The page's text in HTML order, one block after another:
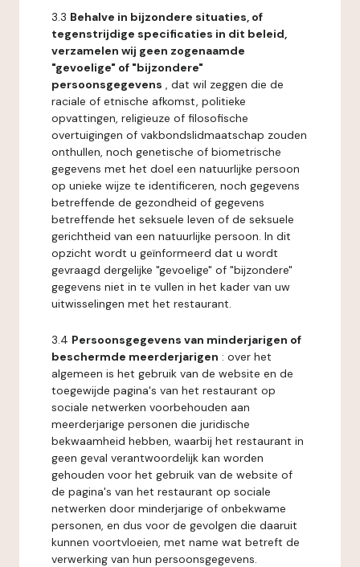
3.3 Behalve in bijzondere situaties, of
tegenstrijdige specificaties in dit beleid,
verzamelen wij geen zogenaamde
"gevoelige" of "bijzondere"
persoonsgegevens , dat wil zeggen die de
raciale of etnische afkomst, politieke
opvattingen, religieuze of filosofische
overtuigingen of vakbondslidmaatschap zouden
onthullen, noch genetische of biometrische
gegevens met het doel een natuurlijke persoon
op unieke wijze te identificeren, noch gegevens
betreffende de gezondheid of gegevens
betreffende het seksuele leven of de seksuele
gerichtheid van een natuurlijke persoon. In dit
opzicht wordt u geïnformeerd dat u wordt
gevraagd dergelijke "gevoelige" of "bijzondere"
gegevens niet in te vullen in het kader van uw
uitwisselingen met het restaurant.
3.4 Persoonsgegevens van minderjarigen of
beschermde meerderjarigen : over het
algemeen is het gebruik van de website en de
toegewijde pagina's van het restaurant op
sociale netwerken voorbehouden aan
meerderjarige personen die juridische
bekwaamheid hebben, waarbij het restaurant in
geen geval verantwoordelijk kan worden
gehouden voor het gebruik van de website of
de pagina's van het restaurant op sociale
netwerken door minderjarige of onbekwame
personen, en dus voor de gevolgen die daaruit
kunnen voortvloeien, met name wat betreft de
verwerking van hun persoonsgegevens.